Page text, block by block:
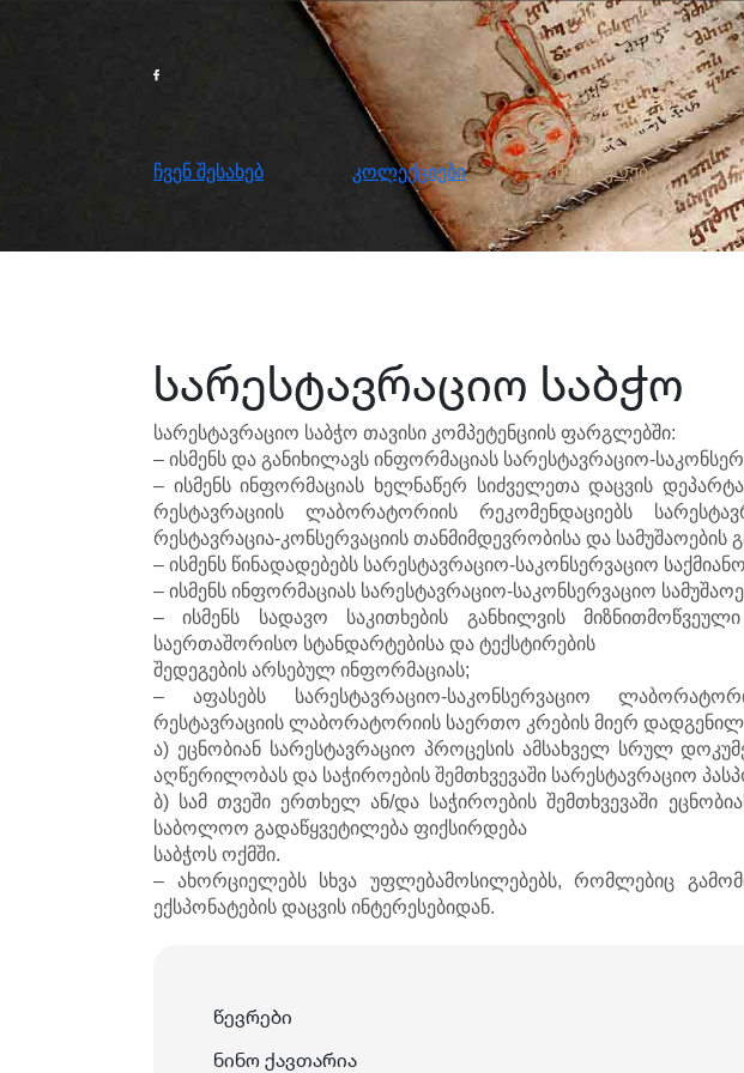
ჩვენ შესახებ კოლექციები მეცნიერება
კოლექციები მეცნიერება
სარესტავრაციო საბჭო
სარესტავრაციო საბჭო თავისი კომპეტენციის ფარგლებში:
– ისმენს და განიხილავს ინფორმაციას სარესტავრაციო-
– ისმენს ინფორმაციას ხელნაწერ სიძველეთა დაცვის
რესტავრაციის ლაბორატორიის რეკომენდაციებს
რესტავრაცია-კონსერვაციის თანმიმდევრობისა და სამუშაოების
– ისმენს წინადადებებს სარესტავრაციო-საკონსერვაციო
– ისმენს ინფორმაციას სარესტავრაციო-საკონსერვაციო
– ისმენს სადავო საკითხების განხილვის
საერთაშორისო სტანდარტებისა და ტექსტირების
შედეგების არსებულ ინფორმაციას;
– აფასებს სარესტავრაციო-საკონსერვაციო
რესტავრაციის ლაბორატორიის საერთო კრების მიერ დადგენილ
ა) ეცნობიან სარესტავრაციო პროცესის ამსახველ სრულ
აღწერილობას და საჭიროების შემთხვევაში სარესტავრაციო
ბ) სამ თვეში ერთხელ ან/და საჭიროების შემთხვევაში
საბოლოო გადაწყვეტილება ფიქსირდება
საბჭოს ოქმში.
– ახორციელებს სხვა უფლებამოსილებებს, რომლებიც
ექსპონატების დაცვის ინტერესებიდან.
წევრები
ნინო ქავთარია